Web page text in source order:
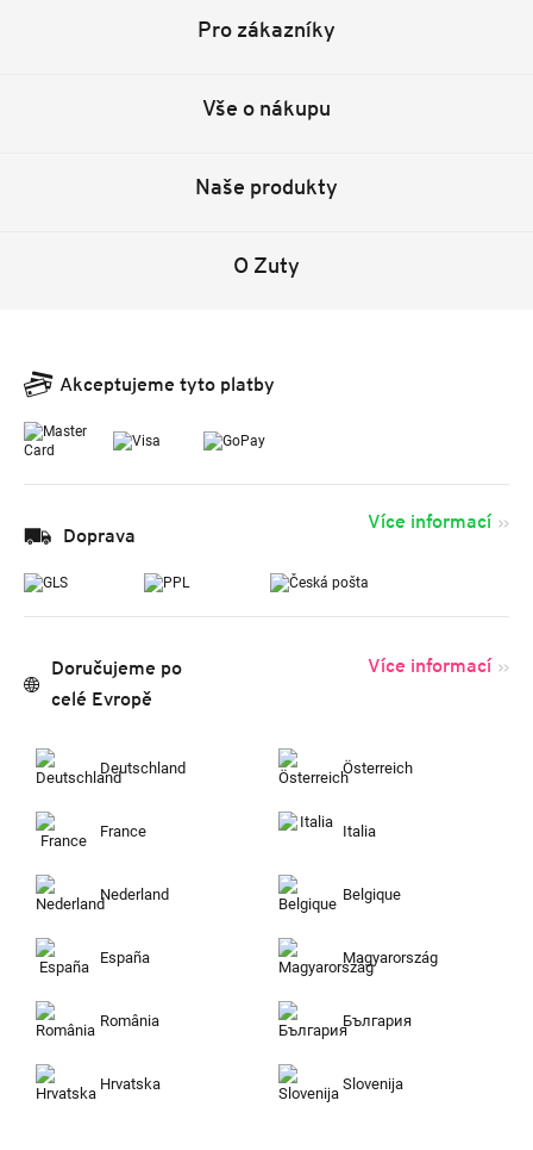
Pro zákazníky
Vše o nákupu
Naše produkty
O Zuty
Akceptujeme tyto platby
Doprava
Více informací
Doručujeme po
celé Evropě
Více informací
Deutschland Österreich
France Italia
Nederland Belgique
España Magyarország
România България
Hrvatska Slovenija